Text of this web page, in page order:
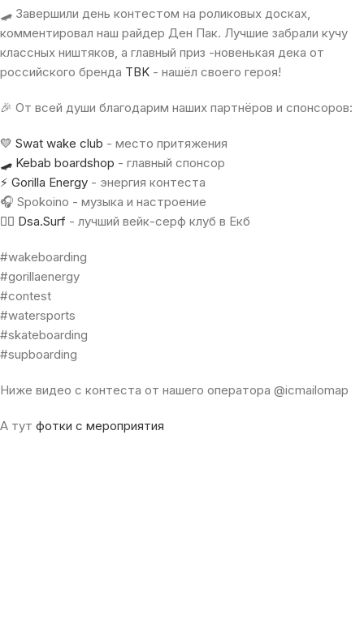
🛹 Завершили день контестом на роликовых досках,
комментировал наш райдер Ден Пак. Лучшие забрали кучу
классных ништяков, а главный приз -новенькая дека от
российского бренда TBK - нашёл своего героя!
🎉 От всей души благодарим наших партнёров и спонсоров:
💛 Swat wake club - место притяжения
🛹 Kebab boardshop - главный спонсор
⚡️ Gorilla Energy - энергия контеста
🎧 Spokoino - музыка и настроение
🏄‍♀️ Dsa.Surf - лучший вейк-серф клуб в Екб
#wakeboarding
#gorillaenergy
#contest
#watersports
#skateboarding
#supboarding
Ниже видео с контеста от нашего оператора @icmailomap
А тут фотки с мероприятия